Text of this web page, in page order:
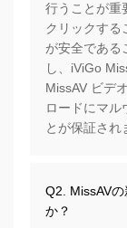
行うことが重
クリックする
が安全である
し、iViGo
MissAV ビデ
ロードにマル
とが保証され
Q2. MissAV
か？